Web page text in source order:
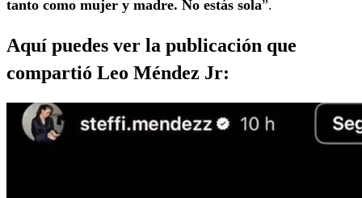
tanto como mujer y madre. No estás sola”.
Aquí puedes ver la publicación que
compartió Leo Méndez Jr: